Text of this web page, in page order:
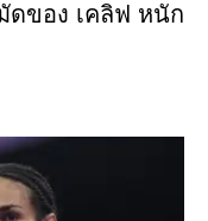
ดของ เคลิฟ หนัก